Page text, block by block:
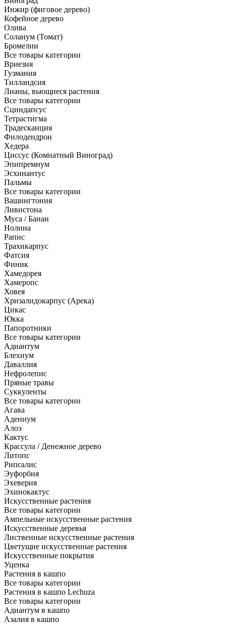
Инжир (фиговое дерево)
Кофейное дерево
Олива
Соланум (Томат)
Бромелии
Все товары категории
Вриезия
Гузмания
Тилландсия
Лианы, вьющиеся растения
Все товары категории
Сциндапсус
Тетрастигма
Традесканция
Филодендрон
Хедера
Циссус (Комнатный Виноград)
Эпипремнум
Эсхинантус
Пальмы
Все товары категории
Вашингтония
Ливистона
Муса / Банан
Нолина
Рапис
Трахикарпус
Фатсия
Финик
Хамедорея
Хамеропс
Ховея
Хризалидокарпус (Арека)
Цикас
Юкка
Папоротники
Все товары категории
Адиантум
Блехнум
Даваллия
Нефролепис
Пряные травы
Суккуленты
Все товары категории
Агава
Адениум
Алоэ
Кактус
Крассула / Денежное дерево
Литопс
Рипсалис
Эуфорбия
Эхеверия
Эхинокактус
Искусственные растения
Все товары категории
Ампельные искусственные растения
Искусственные деревья
Лиственные искусственные растения
Цветущие искусственные растения
Искусственные покрытия
Уценка
Растения в кашпо
Все товары категории
Растения в кашпо Lechuza
Все товары категории
Адиантум в кашпо
Азалия в кашпо